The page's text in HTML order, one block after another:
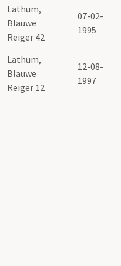
Lathum,
Blauwe
Reiger 42
07-02-
1995
Lathum,
Blauwe
Reiger 12
12-08-
1997